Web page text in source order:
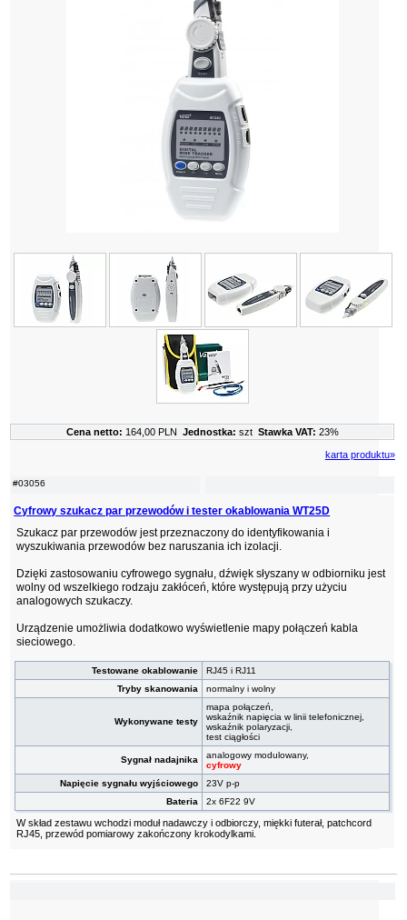
#03056
Cyfrowy szukacz par przewodów i tester okablowania WT25D
Szukacz par przewodów jest przeznaczony do identyfikowania i
wyszukiwania przewodów bez naruszania ich izolacji.
Dzięki zastosowaniu cyfrowego sygnału, dźwięk słyszany w odbiorniku jest
wolny od wszelkiego rodzaju zakłóceń, które występują przy użyciu
analogowych szukaczy.
Urządzenie umożliwia dodatkowo wyświetlenie mapy połączeń kabla
sieciowego.
Testowane okablowanie
RJ45 i RJ11
Tryby skanowania
normalny i wolny
Wykonywane testy
mapa połączeń,
wskaźnik napięcia w linii telefonicznej,
wskaźnik polaryzacji,
test ciągłości
Sygnał nadajnika
analogowy modulowany,
cyfrowy
Napięcie sygnału wyjściowego
23V p-p
Bateria
2x 6F22 9V
W skład zestawu wchodzi moduł nadawczy i odbiorczy, miękki futerał, patchcord
RJ45, przewód pomiarowy zakończony krokodylkami.
Cena netto: 164,00 PLN Jednostka: szt Stawka VAT: 23%
karta produktu»